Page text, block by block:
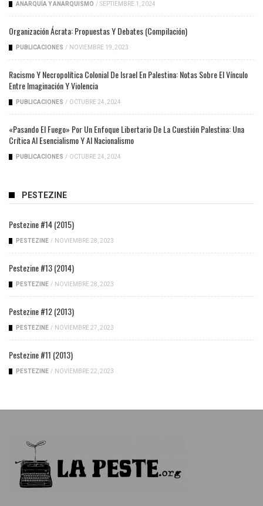
ANARQUÍA Y ANARQUISMO / SEPTIEMBRE 1, 2024
Organización Ácrata: Propuestas Y Debates (compilación)
PUBLICACIONES / NOVIEMBRE 19, 2023
Racismo Y Necropolítica Colonial De Israel En Palestina: Notas Sobre El Vínculo
Entre Imaginación Y Violencia
PUBLICACIONES / OCTUBRE 24, 2024
«Pasando El Fuego» Por Un Enfoque Libertario De La Cuestión Palestina: Una
Crítica Al Esencialismo Y Al Nacionalismo
PUBLICACIONES / OCTUBRE 24, 2024
PESTEZINE
Pestezine #14 (2015)
PESTEZINE / NOVIEMBRE 28, 2023
Pestezine #13 (2014)
PESTEZINE / NOVIEMBRE 28, 2023
Pestezine #12 (2013)
PESTEZINE / NOVIEMBRE 27, 2023
Pestezine #11 (2013)
PESTEZINE / NOVIEMBRE 22, 2023